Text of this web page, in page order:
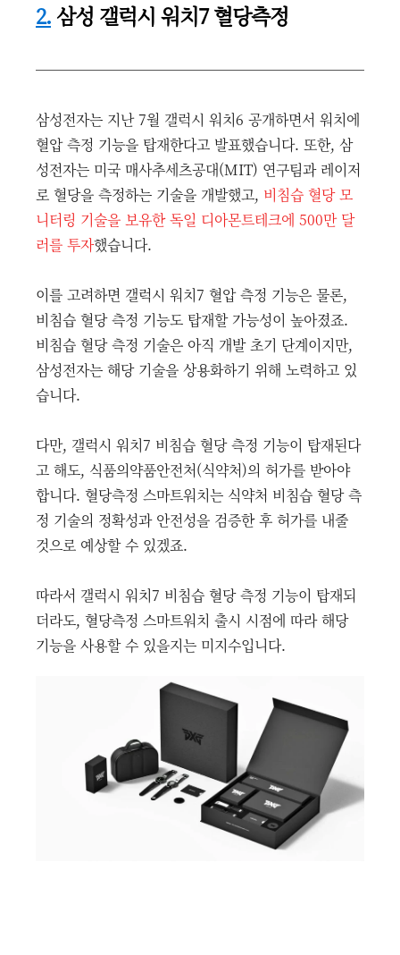
2. 삼성 갤럭시 워치7 혈당측정
삼성전자는 지난 7월 갤럭시 워치6 공개하면서 워치에
혈압 측정 기능을 탑재한다고 발표했습니다. 또한, 삼
성전자는 미국 매사추세츠공대(MIT) 연구팀과 레이저
로 혈당을 측정하는 기술을 개발했고, 비침습 혈당 모
니터링 기술을 보유한 독일 디아몬트테크에 500만 달
러를 투자했습니다.
이를 고려하면 갤럭시 워치7 혈압 측정 기능은 물론,
비침습 혈당 측정 기능도 탑재할 가능성이 높아졌죠.
비침습 혈당 측정 기술은 아직 개발 초기 단계이지만,
삼성전자는 해당 기술을 상용화하기 위해 노력하고 있
습니다.
다만, 갤럭시 워치7 비침습 혈당 측정 기능이 탑재된다
고 해도, 식품의약품안전처(식약처)의 허가를 받아야
합니다. 혈당측정 스마트워치는 식약처 비침습 혈당 측
정 기술의 정확성과 안전성을 검증한 후 허가를 내줄
것으로 예상할 수 있겠죠.
따라서 갤럭시 워치7 비침습 혈당 측정 기능이 탑재되
더라도, 혈당측정 스마트워치 출시 시점에 따라 해당
기능을 사용할 수 있을지는 미지수입니다.